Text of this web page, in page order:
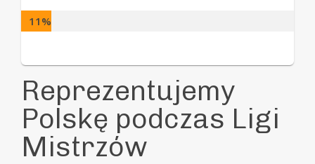
11%
Reprezentujemy
Polskę podczas Ligi
Mistrzów